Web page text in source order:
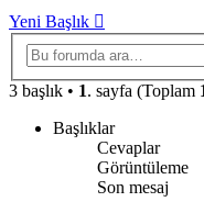
Yeni Başlık
3 başlık • 1. sayfa (Toplam
Başlıklar
Cevaplar
Görüntüleme
Son mesaj